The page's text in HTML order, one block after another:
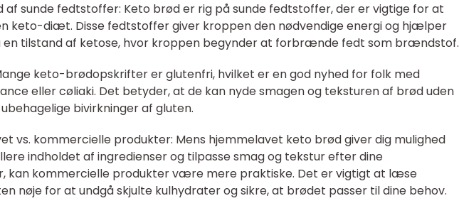
af sunde fedtstoffer: Keto brød er rig på sunde fedtstoffer, der er vigtige for at
keto-diæt. Disse fedtstoffer giver kroppen den nødvendige energi og hjælper
en tilstand af ketose, hvor kroppen begynder at forbrænde fedt som brændstof.
keto-brødopskrifter er glutenfri, hvilket er en god nyhed for folk med
eller cøliaki. Det betyder, at de kan nyde smagen og teksturen af brød uden
bivirkninger af gluten.
vs. kommercielle produkter: Mens hjemmelavet keto brød giver dig mulighed
indholdet af ingredienser og tilpasse smag og tekstur efter dine
kan kommercielle produkter være mere praktiske. Det er vigtigt at læse
nøje for at undgå skjulte kulhydrater og sikre, at brødet passer til dine behov.